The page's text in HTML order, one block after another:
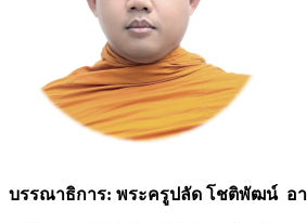
บรรณาธิการ: พระครูปลัด โชติพัฒน์ อา